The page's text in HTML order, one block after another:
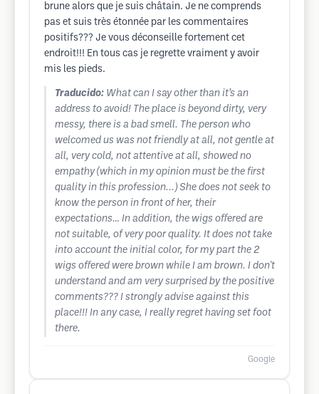
brune alors que je suis châtain. Je ne comprends
pas et suis très étonnée par les commentaires
positifs??? Je vous déconseille fortement cet
endroit!!! En tous cas je regrette vraiment y avoir
mis les pieds.
Traducido: What can I say other than it’s an
address to avoid! The place is beyond dirty, very
messy, there is a bad smell. The person who
welcomed us was not friendly at all, not gentle at
all, very cold, not attentive at all, showed no
empathy (which in my opinion must be the first
quality in this profession...) She does not seek to
know the person in front of her, their
expectations… In addition, the wigs offered are
not suitable, of very poor quality. It does not take
into account the initial color, for my part the 2
wigs offered were brown while I am brown. I don't
understand and am very surprised by the positive
comments??? I strongly advise against this
place!!! In any case, I really regret having set foot
there.
Google